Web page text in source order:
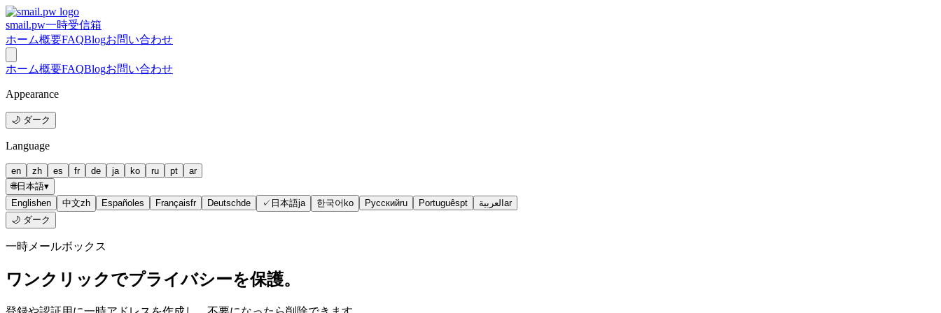
smail.pw一時受信箱
ホーム概要FAQBlogお問い合わせ
ホーム概要FAQBlogお問い合わせ
Appearance
🌙 ダーク
Language
en zh es fr de ja ko ru pt
ar
🌐日本語▾
Englishen 中文zh Español es Françaisfr Deutschde ✓ 日本語ja 한국어 ko Русскийru Portuguêspt العربية ar
🌙 ダーク
一時メールボックス
ワンクリックでプライバシーを保護。